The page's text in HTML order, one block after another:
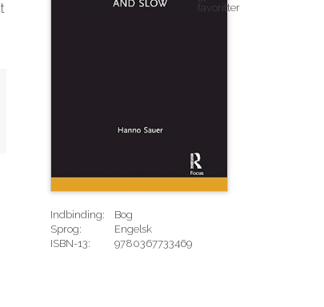
Indbinding:
Bog
Sprog:
Engelsk
ISBN-13:
9780367733469